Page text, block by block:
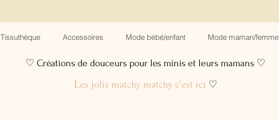
Tissuthèque Accessoires Mode bébé/enfant Mode maman/femme
♡ Créations de douceurs pour les minis et leurs mamans ♡
Les jolis matchy matchy c'est ici ♡